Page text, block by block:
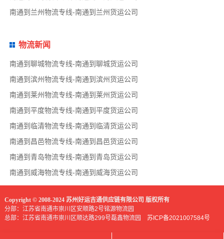
南通到兰州物流专线-南通到兰州货运公司
物流新闻
南通到聊城物流专线-南通到聊城货运公司
南通到滨州物流专线-南通到滨州货运公司
南通到莱州物流专线-南通到莱州货运公司
南通到平度物流专线-南通到平度货运公司
南通到临清物流专线-南通到临清货运公司
南通到昌邑物流专线-南通到昌邑货运公司
南通到青岛物流专线-南通到青岛货运公司
南通到威海物流专线-南通到威海货运公司
Copyright © 2008-2024 苏州好运吉通供应链有限公司 版权所有
分部：江苏省南通市崇川区安顺路2号铭源物流园
总部：江苏省南通市崇川区顺达路299号磊鑫物流园 苏ICP备2021007584号